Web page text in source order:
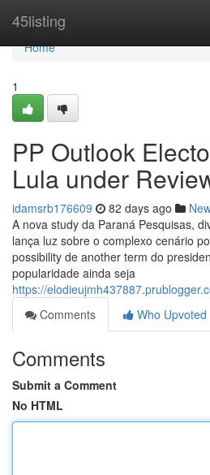
45listing
Home
Home
1
PP Outlook
Lula under
idamsrb176609 82 days ago
A nova study da Paraná Pesquisas,
lança luz sobre o complexo cenário
possibility de another term do
popularidade ainda seja
https://
Comments
Who Upvoted
Comments
Submit a Comment
No HTML